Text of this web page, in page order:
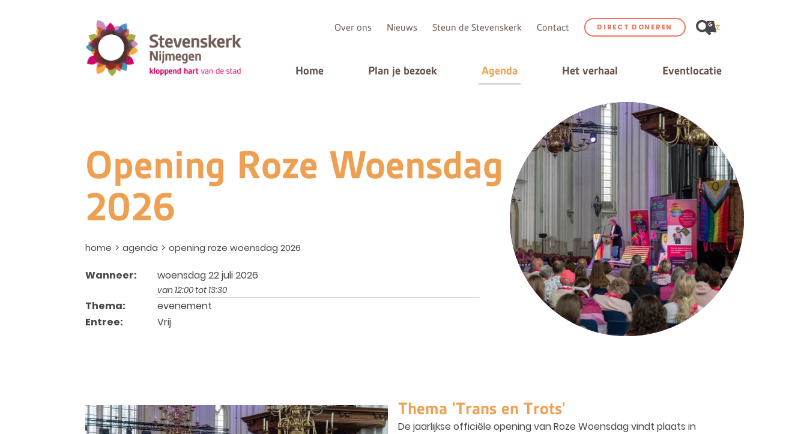
Over ons Nieuws Steun de Stevenskerk Contact DIRECT DONEREN
Home Plan je bezoek Agenda Het verhaal Eventlocatie
Opening Roze Woensdag
2026
home agenda opening roze woensdag 2026
Wanneer: woensdag 22 juli 2026
van 12:00 tot 13:30
Thema:
evenement
Entree:
Vrij
Thema 'Trans en Trots'
De jaarlijkse officiële opening van Roze Woensdag vindt plaats in